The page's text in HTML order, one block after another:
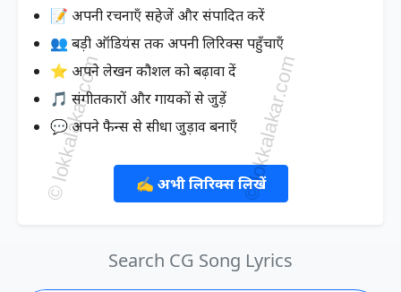
📝 अपनी रचनाएँ सहेजें और संपादित करें
👥 बड़ी ऑडियंस तक अपनी लिरिक्स पहुँचाएँ
⭐ अपने लेखन कौशल को बढ़ावा दें
🎵 संगीतकारों और गायकों से जुड़ें
💬 अपने फैन्स से सीधा जुड़ाव बनाएँ
✍️ अभी लिरिक्स लिखें
Search CG Song Lyrics